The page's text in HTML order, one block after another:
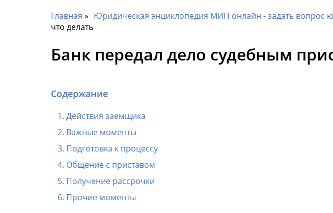
Главная Юридическая энциклопедия МИП онлайн - задать вопрос
что делать
Банк передал дело судебным
Содержание
Действия заемщика
Важные моменты
Подготовка к процессу
Общение с приставом
Получение рассрочки
Прочие моменты